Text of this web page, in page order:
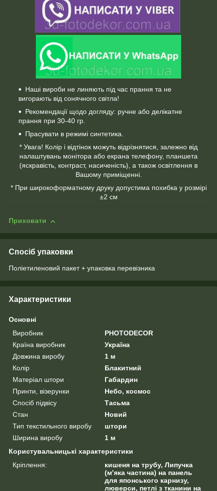
Наші вироби не линяють під час прання та не
вигорають від сонячного світла!
Рекомендації щодо догляду: ручне або делікатне
прання при 30-40 гр.
Прасувати в режимі синтетика.
* Увага! Колір і відтінок можуть відрізнятися, залежно від
налаштувань монітора або екрана телефону, планшета
(яскравість, контраст, насиченість), а також освітлення в
Вашому приміщенні.
* При широкоформатному друку допустима похибка у розмірі
±2 см
Приховати
Спосіб упаковки
Поліетиленовий пакет + упаковка перевізника
Характеристики
Основні
Виробник
PHOTODECOR
Країна виробник
Україна
Довжина виробу
1 м
Колір
Блакитний
Матеріал штори
Габардин
Принти, візерунки
Небо, космос
Спосіб підвісу
Тасьма
Стан
Новий
Тип текстильного виробу
штори
Ширина виробу
1 м
Користувальницькі характеристики
Кріплення:
кишеня на трубу, Липучка
(м’яка частина) на панель
для японського карнизу,
люверси, петлі з тканини на